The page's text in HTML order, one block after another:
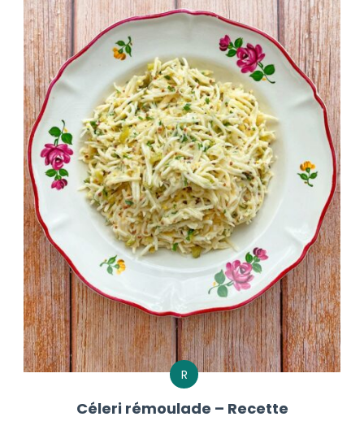
R
Céleri rémoulade – Recette